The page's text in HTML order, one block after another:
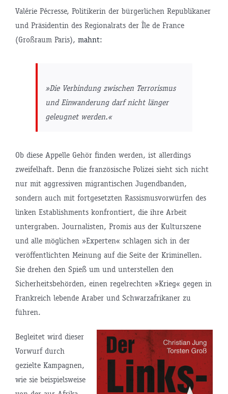
Valérie Pécresse, Politikerin der bürgerlichen Republikaner
und Präsidentin des Regionalrats der Île de France
(Großraum Paris), mahnt:
»Die Verbindung zwischen Terrorismus
und Einwanderung darf nicht länger
geleugnet werden.«
Ob diese Appelle Gehör finden werden, ist allerdings
zweifelhaft. Denn die französische Polizei sieht sich nicht
nur mit aggressiven migrantischen Jugendbanden,
sondern auch mit fortgesetzten Rassismusvorwürfen des
linken Establishments konfrontiert, die ihre Arbeit
untergraben. Journalisten, Promis aus der Kulturszene
und alle möglichen »Experten« schlagen sich in der
veröffentlichten Meinung auf die Seite der Kriminellen.
Sie drehen den Spieß um und unterstellen den
Sicherheitsbehörden, einen regelrechten »Krieg« gegen in
Frankreich lebende Araber und Schwarzafrikaner zu
führen.
Begleitet wird dieser
Vorwurf durch
gezielte Kampagnen,
wie sie beispielsweise